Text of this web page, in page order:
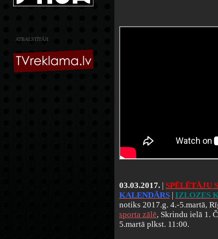
ATBALSTĪTĀJI
03.03.2017.
SPĒLĒTĀJU
KALENDĀRS
IZLOZES
notiks 2017.g. 4.-5.martā,
sporta zālē, Skrindu ielā 1.
5.martā plkst. 11:00.